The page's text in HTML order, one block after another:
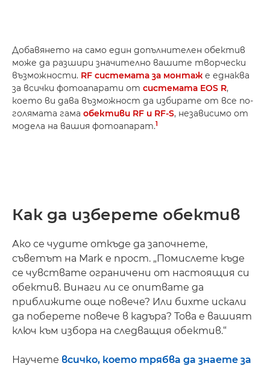
Добавянето на само един допълнителен обектив
може да разшири значително вашите творчески
възможности. RF системата за монтаж е еднаква
за всички фотоапарати от системата EOS R,
което ви дава възможност да избирате от все по-
голямата гама обективи RF и RF-S, независимо от
модела на вашия фотоапарат.1
Как да изберете обектив
Ако се чудите откъде да започнете,
съветът на Mark е прост. „Помислете къде
се чувствате ограничени от настоящия си
обектив. Винаги ли се опитвате да
приближите още повече? Или бихте искали
да поберете повече в кадъра? Това е вашият
ключ към избора на следващия обектив.“
Научете всичко, което трябва да знаете за